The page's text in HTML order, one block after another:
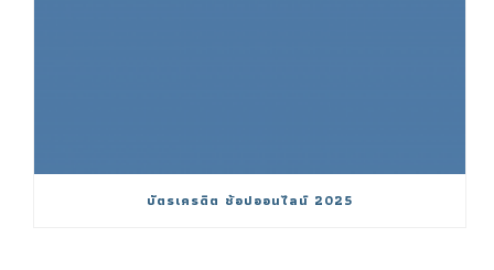
บัตรเครดิต ช้อปออนไลน์ 2025